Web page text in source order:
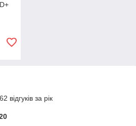
відгуків за рік